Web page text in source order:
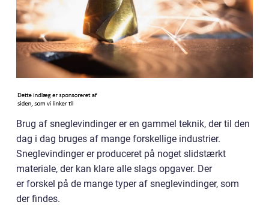
Brug af sneglevindinger er en gammel teknik, der til den
dag i dag bruges af mange forskellige industrier.
Sneglevindinger er produceret på noget slidstærkt
materiale, der kan klare alle slags opgaver. Der
er forskel på de mange typer af sneglevindinger, som
der findes.